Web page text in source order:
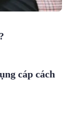
cáp cách